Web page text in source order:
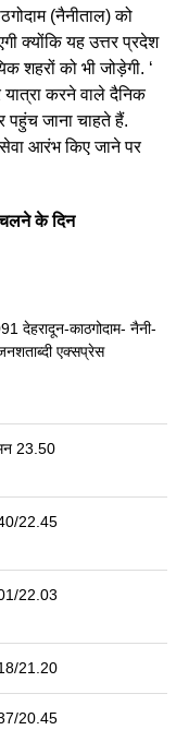
(नैनीताल) को
क्योंकि यह उत्तर प्रदेश
शहरों को भी जोड़ेगी. ‘
करने वाले दैनिक
पहुंच जाना चाहते हैं.
आरंभ किए जाने पर
के दिन
देहरादून-काठगोदाम- नैनी-
एक्सप्रेस
23.50
22.45
22.03
21.20
20.45